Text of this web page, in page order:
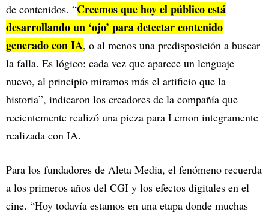
de contenidos. “Creemos que hoy el público está
desarrollando un ‘ojo’ para detectar contenido
generado con IA, o al menos una predisposición a buscar
la falla. Es lógico: cada vez que aparece un lenguaje
nuevo, al principio miramos más el artificio que la
historia”, indicaron los creadores de la compañía que
recientemente realizó una pieza para Lemon integramente
realizada con IA.
Para los fundadores de Aleta Media, el fenómeno recuerda
a los primeros años del CGI y los efectos digitales en el
cine. “Hoy todavía estamos en una etapa donde muchas